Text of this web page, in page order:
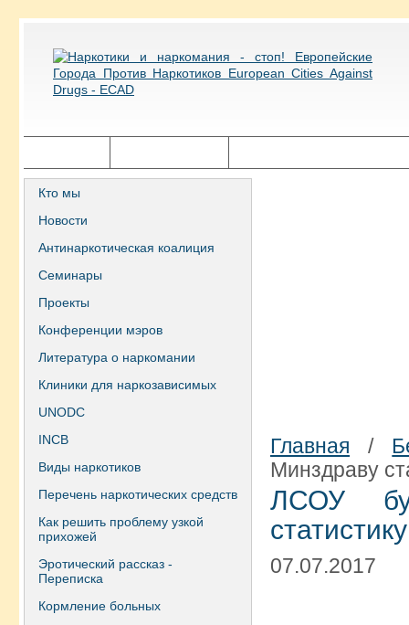
Кто мы
Новости
Антинаркотическая коалиция
Семинары
Проекты
Конференции мэров
Литература о наркомании
Клиники для наркозависимых
UNODC
INCB
Виды наркотиков
Перечень наркотических средств
Как решить проблему узкой
прихожей
Эротический рассказ -
Переписка
Кормление больных
Главная /
Минздраву
ЛСОУ
07.07.2017